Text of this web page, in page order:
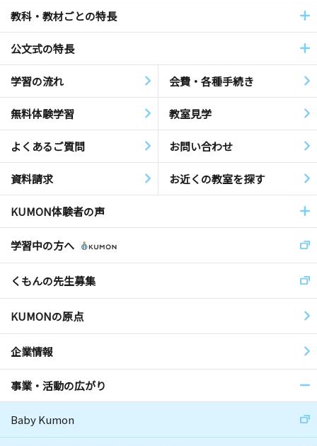
教科・教材ごとの特長
公文式の特長
学習の流れ 会費・各種手続き
無料体験学習 教室見学
よくあるご質問 お問い合わせ
資料請求 お近くの教室を探す
KUMON体験者の声
学習中の方へ
くもんの先生募集
KUMONの原点
企業情報
事業・活動の広がり
Baby Kumon